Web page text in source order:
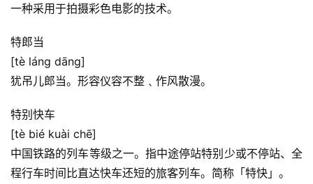
一种采用于拍摄彩色电影的技术。
特郎当
[tè láng dāng]
犹吊儿郎当。形容仪容不整﹑作风散漫。
特别快车
[tè bié kuài chē]
中国铁路的列车等级之一。指中途停站特别少或不停站、全
程行车时间比直达快车还短的旅客列车。简称「特快」。